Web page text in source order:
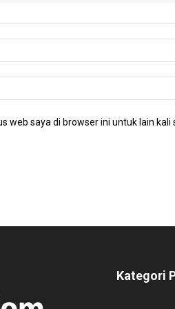
web saya di browser ini untuk lain kali
Kategori